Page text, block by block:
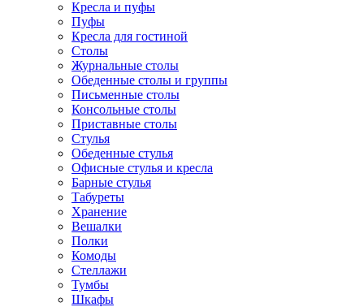
Кресла и пуфы
Пуфы
Кресла для гостиной
Столы
Журнальные столы
Обеденные столы и группы
Письменные столы
Консольные столы
Приставные столы
Стулья
Обеденные стулья
Офисные стулья и кресла
Барные стулья
Табуреты
Хранение
Вешалки
Полки
Комоды
Стеллажи
Тумбы
Шкафы